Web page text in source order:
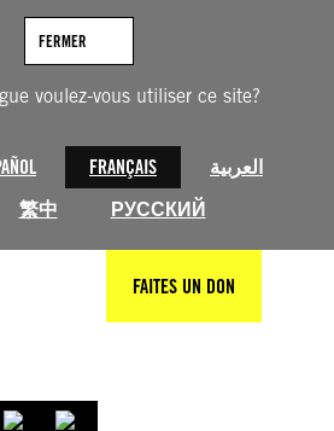
voulez-vous utiliser ce site?
FRANÇAIS
العربية
繁中 РУССКИЙ
FERMER
FAITES UN DON